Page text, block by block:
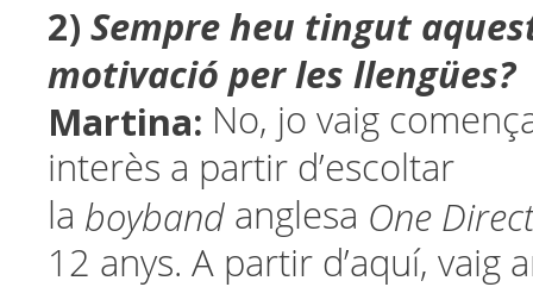
2) Sempre heu tingut
motivació per les llengües?
Martina: No, jo vaig
interès a partir d’escoltar
la boyband anglesa One
12 anys. A partir d’aquí, vaig